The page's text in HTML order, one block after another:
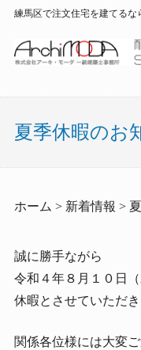
練馬区で注文住宅を建てるな
夏季休暇のお
ホーム > 新着情報 >
誠に勝手ながら
令和４年８月１０日
休暇とさせていただき
関係各位様には大変